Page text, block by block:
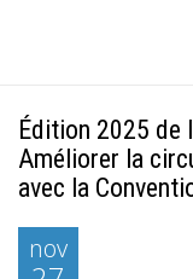
Édition 2025 de
Améliorer la
avec la
nov